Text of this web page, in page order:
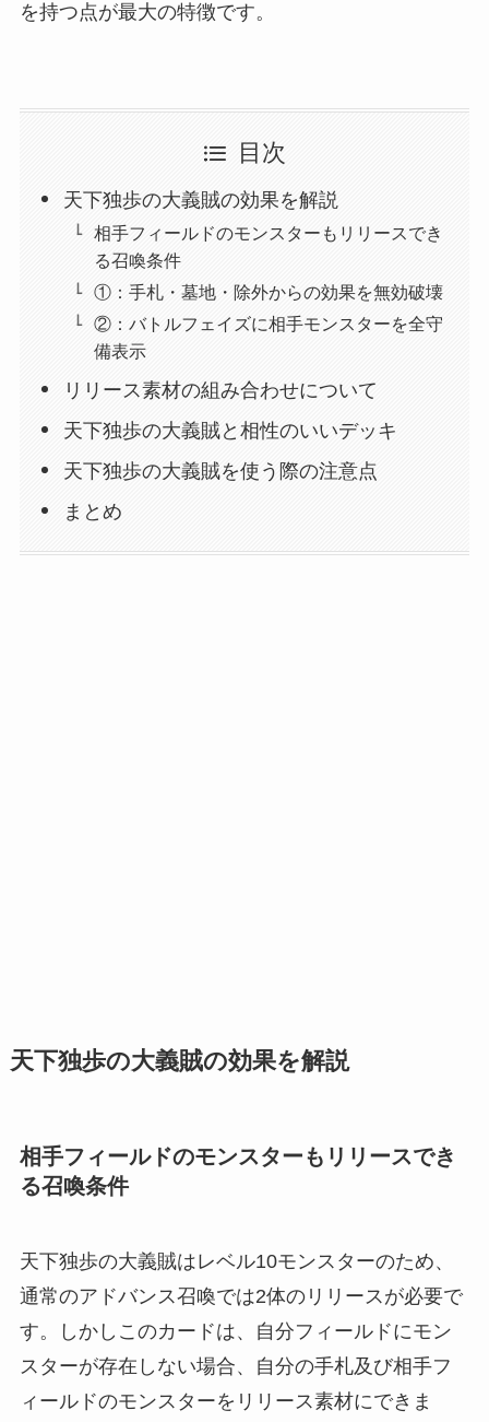
を持つ点が最大の特徴です。
目次
天下独歩の大義賊の効果を解説
相手フィールドのモンスターもリリースでき
る召喚条件
①：手札・墓地・除外からの効果を無効破壊
②：バトルフェイズに相手モンスターを全守
備表示
リリース素材の組み合わせについて
天下独歩の大義賊と相性のいいデッキ
天下独歩の大義賊を使う際の注意点
まとめ
天下独歩の大義賊の効果を解説
相手フィールドのモンスターもリリースでき
る召喚条件
天下独歩の大義賊はレベル10モンスターのため、
通常のアドバンス召喚では2体のリリースが必要で
す。しかしこのカードは、自分フィールドにモン
スターが存在しない場合、自分の手札及び相手フ
ィールドのモンスターをリリース素材にできま